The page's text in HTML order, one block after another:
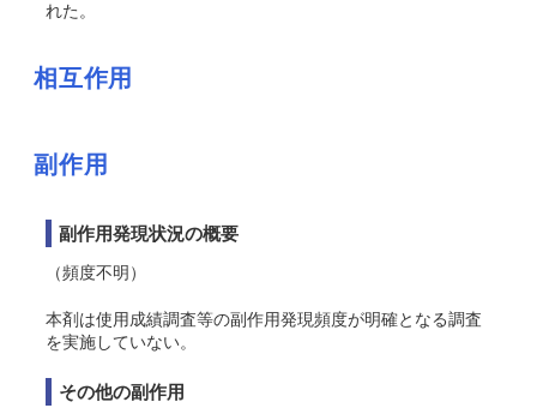
れた。
相互作用
副作用
副作用発現状況の概要
（頻度不明）
本剤は使用成績調査等の副作用発現頻度が明確となる調査
を実施していない。
その他の副作用